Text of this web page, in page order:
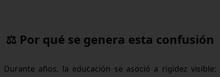
⚖ Por qué se genera esta confusión
Durante años, la educación se asoció a rigidez visible: